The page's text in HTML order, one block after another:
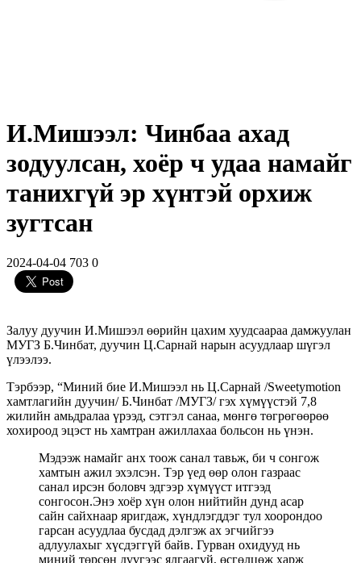
И.Мишээл: Чинбаа ахад
зодуулсан, хоёр ч удаа намайг
танихгүй эр хүнтэй орхиж
зугтсан
2024-04-04 703 0
Залуу дуучин И.Мишээл өөрийн цахим хуудсаараа дамжуулан
МУГЗ Б.Чинбат, дуучин Ц.Сарнай нарын асуудлаар шүгэл
үлээлээ.
Тэрбээр, “Миний бие И.Мишээл нь Ц.Сарнай /Sweetymotion
хамтлагийн дуучин/ Б.Чинбат /МУГЗ/ гэх хүмүүстэй 7,8
жилийн амьдралаа үрээд, сэтгэл санаа, мөнгө төгрөгөөрөө
хохироод эцэст нь хамтран ажиллахаа больсон нь үнэн.
Мэдээж намайг анх тоож санал тавьж, би ч сонгож
хамтын ажил эхэлсэн. Тэр үед өөр олон газраас
санал ирсэн боловч эдгээр хүмүүст итгээд
сонгосон.Энэ хоёр хүн олон нийтийн дунд асар
сайн сайхнаар яригдаж, хүндлэгддэг тул хоорондоо
гарсан асуудлаа бусдад дэлгэж ах эгчийгээ
адлуулахыг хүсдэггүй байв. Гурван охидууд нь
миний төрсөн дүүгээс ялгаагүй, өсгөлцөж харж